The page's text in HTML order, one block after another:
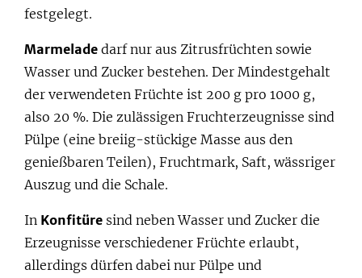
festgelegt.
Marmelade darf nur aus Zitrusfrüchten sowie
Wasser und Zucker bestehen. Der Mindestgehalt
der verwendeten Früchte ist 200 g pro 1000 g,
also 20 %. Die zulässigen Fruchterzeugnisse sind
Pülpe (eine breiig-stückige Masse aus den
genießbaren Teilen), Fruchtmark, Saft, wässriger
Auszug und die Schale.
In Konfitüre sind neben Wasser und Zucker die
Erzeugnisse verschiedener Früchte erlaubt,
allerdings dürfen dabei nur Pülpe und